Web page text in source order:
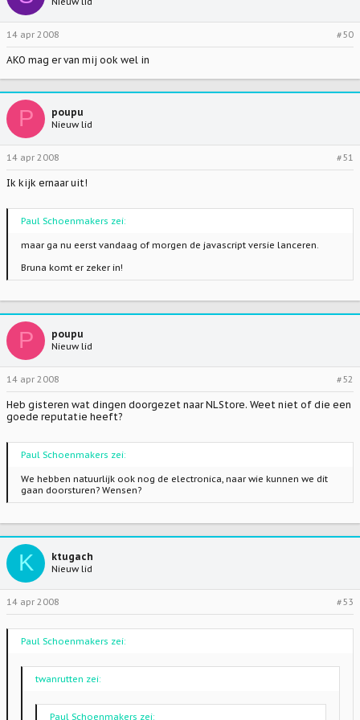
14 apr 2008 #50
AKO mag er van mij ook wel in
P poupu
Nieuw lid
14 apr 2008 #51
Ik kijk ernaar uit!
Paul Schoenmakers zei:
maar ga nu eerst vandaag of morgen de javascript versie lanceren.
Bruna komt er zeker in!
P poupu
Nieuw lid
14 apr 2008 #52
Heb gisteren wat dingen doorgezet naar NLStore. Weet niet of die een
goede reputatie heeft?
Paul Schoenmakers zei:
We hebben natuurlijk ook nog de electronica, naar wie kunnen we dit
gaan doorsturen? Wensen?
K ktugach
Nieuw lid
14 apr 2008 #53
Paul Schoenmakers zei:
twanrutten zei:
Paul Schoenmakers zei: